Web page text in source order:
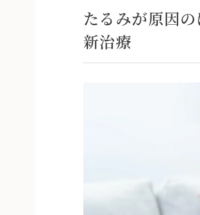
たるみが原因
新治療